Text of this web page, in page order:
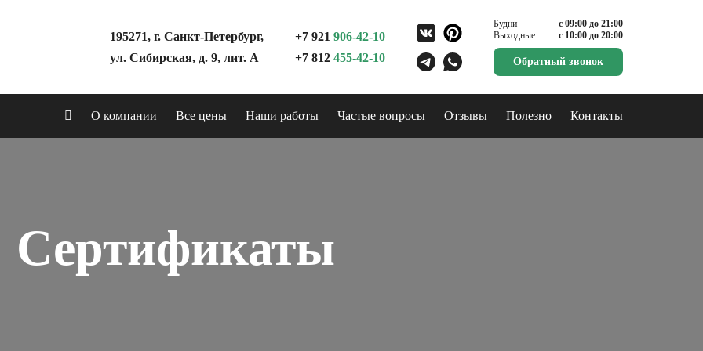
195271, г. Санкт-Петербург,
ул. Сибирская, д. 9, лит. А
+7 921 906-42-10
+7 812 455-42-10
Будни
с 09:00 до 21:00
Выходные
с 10:00 до 20:00
Обратный звонок
О компании Все цены Наши работы Частые вопросы Отзывы Полезно Контакты
Сертификаты